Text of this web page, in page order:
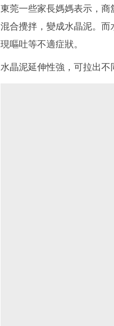
東莞一些家長媽媽表示，
混合攪拌，變成水晶泥。
現嘔吐等不適症狀。
水晶泥延伸性強，可拉出不